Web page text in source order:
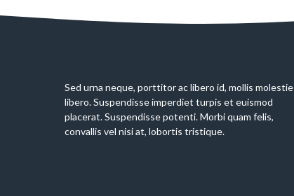
Sed urna neque, porttitor ac libero id, mollis molestie
libero. Suspendisse imperdiet turpis et euismod
placerat. Suspendisse potenti. Morbi quam felis,
convallis vel nisi at, lobortis tristique.